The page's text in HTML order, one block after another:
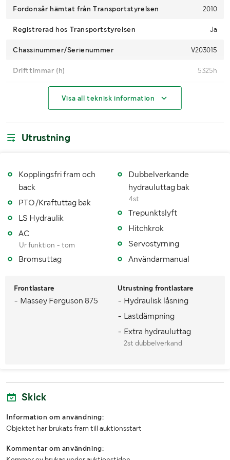
Fordonsår hämtat från Transportstyrelsen 2010
Registrerad hos Transportstyrelsen Ja
Chassinummer/Serienummer V203015
Drifttimmar (h) 5325h
Växellåda Manuell Dyna shift
Dimensioner däck fram
Dimensioner däck bak
Antal nycklar
Senaste godkända besiktning
Totalvikt (kg)
Längd (mm)
Visa all teknisk information
Utrustning
Kopplingsfri fram och
back
PTO/Kraftuttag bak
LS Hydraulik
AC
Ur funktion - tom
Bromsuttag
Dubbelverkande
hydrauluttag bak
4st
Trepunktslyft
Hitchkrok
Servostyrning
Användarmanual
Frontlastare
- Massey Ferguson 875
Utrustning frontlastare
- Hydraulisk låsning
- Lastdämpning
- Extra hydrauluttag
2st dubbelverkand
Skick
Information om användning:
Objektet har brukats fram till auktionsstart
Kommentar om användning: